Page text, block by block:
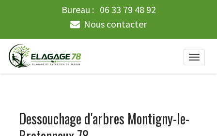
Bureau : 06 33 79 48 92
Nous contacter
Toggle
Dessouchage d'arbres Montigny-le-